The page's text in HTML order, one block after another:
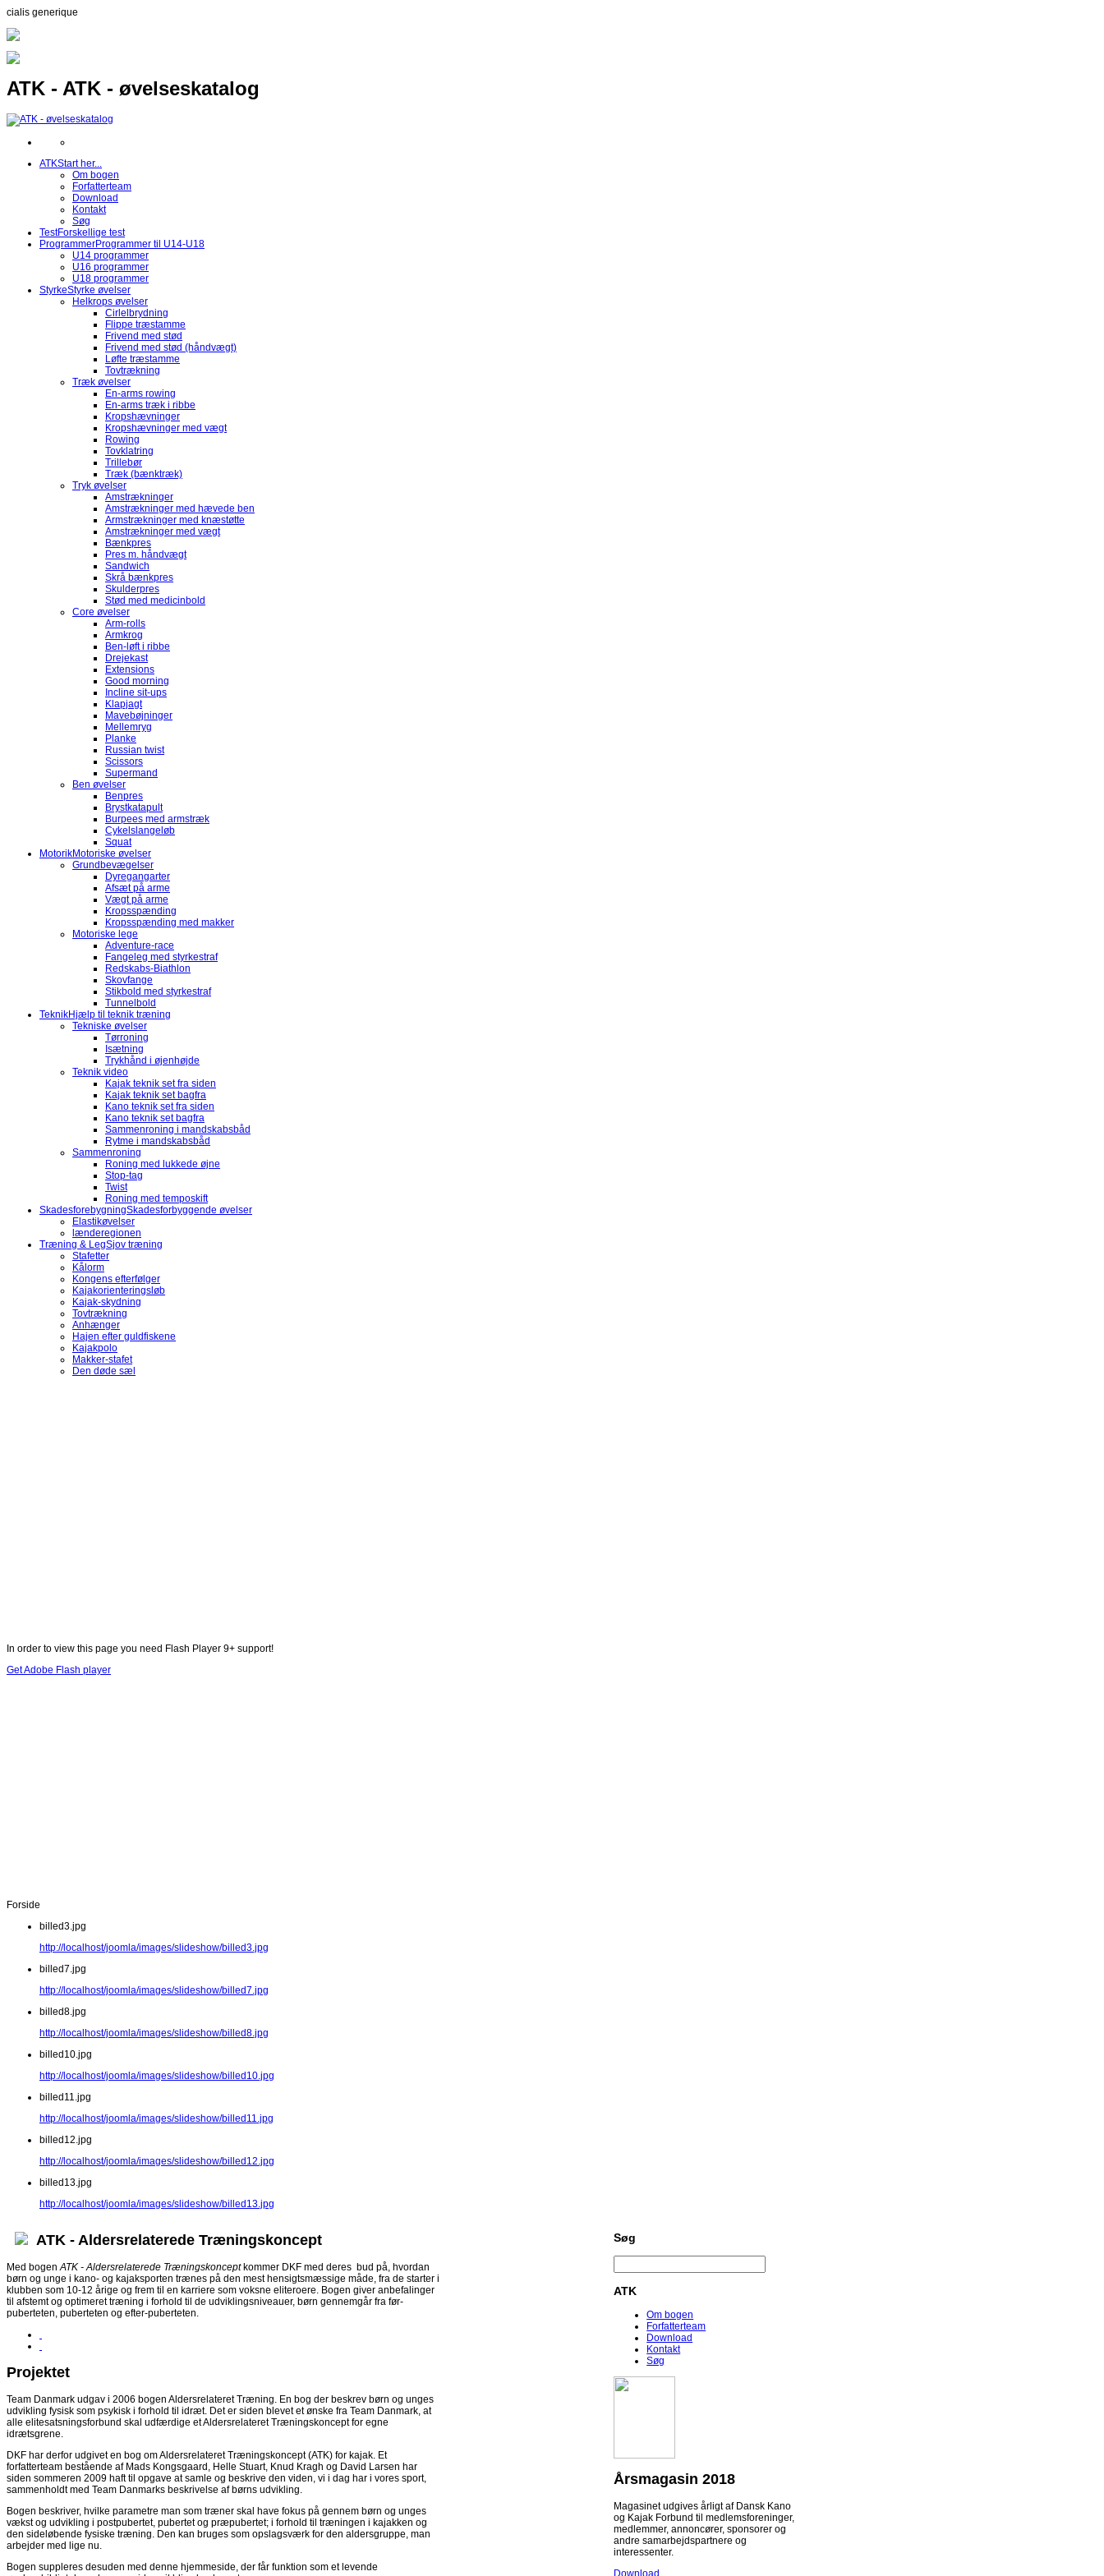
cialis generique
ATK - ATK - øvelseskatalog
ATKStart her...
Om bogen
Forfatterteam
Download
Kontakt
Søg
TestForskellige test
ProgrammerProgrammer til U14-U18
U14 programmer
U16 programmer
U18 programmer
StyrkeStyrke øvelser
Helkrops øvelser
Cirlelbrydning
Flippe træstamme
Frivend med stød
Frivend med stød (håndvægt)
Løfte træstamme
Tovtrækning
Træk øvelser
En-arms rowing
En-arms træk i ribbe
Kropshævninger
Kropshævninger med vægt
Rowing
Tovklatring
Trillebør
Træk (bænktræk)
Tryk øvelser
Amstrækninger
Amstrækninger med hævede ben
Armstrækninger med knæstøtte
Amstrækninger med vægt
Bænkpres
Pres m. håndvægt
Sandwich
Skrå bænkpres
Skulderpres
Stød med medicinbold
Core øvelser
Arm-rolls
Armkrog
Ben-løft i ribbe
Drejekast
Extensions
Good morning
Incline sit-ups
Klapjagt
Mavebøjninger
Mellemryg
Planke
Russian twist
Scissors
Supermand
Ben øvelser
Benpres
Brystkatapult
Burpees med armstræk
Cykelslangeløb
Squat
MotorikMotoriske øvelser
Grundbevægelser
Dyregangarter
Afsæt på arme
Vægt på arme
Kropsspænding
Kropsspænding med makker
Motoriske lege
Adventure-race
Fangeleg med styrkestraf
Redskabs-Biathlon
Skovfange
Stikbold med styrkestraf
Tunnelbold
TeknikHjælp til teknik træning
Tekniske øvelser
Tørroning
Isætning
Trykhånd i øjenhøjde
Teknik video
Kajak teknik set fra siden
Kajak teknik set bagfra
Kano teknik set fra siden
Kano teknik set bagfra
Sammenroning i mandskabsbåd
Rytme i mandskabsbåd
Sammenroning
Roning med lukkede øjne
Stop-tag
Twist
Roning med temposkift
SkadesforebygningSkadesforbyggende øvelser
Elastikøvelser
lænderegionen
Træning & LegSjov træning
Stafetter
Kålorm
Kongens efterfølger
Kajakorienteringsløb
Kajak-skydning
Tovtrækning
Anhænger
Hajen efter guldfiskene
Kajakpolo
Makker-stafet
Den døde sæl
In order to view this page you need Flash Player 9+ support!
Get Adobe Flash player
Forside
billed3.jpg
http://localhost/joomla/images/slideshow/billed3.jpg
billed7.jpg
http://localhost/joomla/images/slideshow/billed7.jpg
billed8.jpg
http://localhost/joomla/images/slideshow/billed8.jpg
billed10.jpg
http://localhost/joomla/images/slideshow/billed10.jpg
billed11.jpg
http://localhost/joomla/images/slideshow/billed11.jpg
billed12.jpg
http://localhost/joomla/images/slideshow/billed12.jpg
billed13.jpg
http://localhost/joomla/images/slideshow/billed13.jpg
ATK - Aldersrelaterede Træningskoncept
Med bogenATK - Aldersrelaterede Træningskonceptkommer DKF med deres bud på, hvordan
børn og unge i kano- og kajaksporten trænes på den mest hensigtsmæssige måde, fra de starter i
klubben som 10-12 årige og frem til en karriere som voksne eliteroere. Bogen giver anbefalinger
til afstemt og optimeret træning i forhold til de udviklingsniveauer, børn gennemgår fra før-
puberteten, puberteten og efter-puberteten.
Projektet
Team Danmark udgav i 2006 bogen Aldersrelateret Træning. En bog der beskrev børn og unges
udvikling fysisk som psykisk i forhold til idræt. Det er siden blevet et ønske fra Team Danmark, at
alle elitesatsningsforbund skal udfærdige et Aldersrelateret Træningskoncept for egne
idrætsgrene.
DKF har derfor udgivet en bog om Aldersrelateret Træningskoncept (ATK) for kajak. Et
forfatterteam bestående af Mads Kongsgaard, Helle Stuart, Knud Kragh og David Larsen har
siden sommeren 2009 haft til opgave at samle og beskrive den viden, vi i dag har i vores sport,
sammenholdt med Team Danmarks beskrivelse af børns udvikling.
Bogen beskriver, hvilke parametre man som træner skal have fokus på gennem børn og unges
vækst og udvikling i postpubertet, pubertet og præpubertet; i forhold til træningen i kajakken og
den sideløbende fysiske træning. Den kan bruges som opslagsværk for den aldersgruppe, man
arbejder med lige nu.
Bogen suppleres desuden med denne hjemmeside, der får funktion som et levende
Søg
ATK
Om bogen
Forfatterteam
Download
Kontakt
Søg
Årsmagasin 2018
Magasinet udgives årligt af Dansk Kano
og Kajak Forbund til medlemsforeninger,
medlemmer, annoncører, sponsorer og
andre samarbejdspartnere og
interessenter.
Download